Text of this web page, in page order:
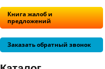
Книга жалоб и
предложений
Заказать обратный звонок